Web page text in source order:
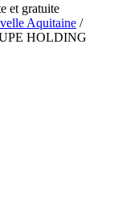
et gratuite
Aquitaine /
HOLDING